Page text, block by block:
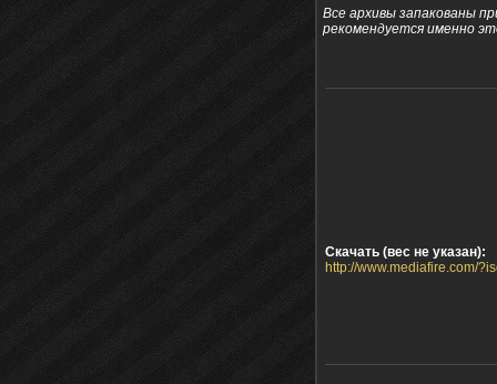
Все архивы запакованы
рекомендуется именно
Скачать (вес не указан):
http://www.mediafire.com/